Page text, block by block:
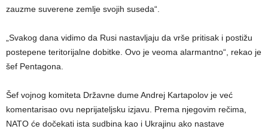
zauzme suverene zemlje svojih suseda“.
„Svakog dana vidimo da Rusi nastavljaju da vrše pritisak i postižu
postepene teritorijalne dobitke. Ovo je veoma alarmantno“, rekao je
šef Pentagona.
Šef vojnog komiteta Državne dume Andrej Kartapolov je već
komentarisao ovu neprijateljsku izjavu. Prema njegovim rečima,
NATO će dočekati ista sudbina kao i Ukrajinu ako nastave